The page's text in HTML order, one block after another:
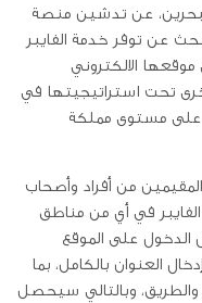
عن تدشين منصة
عن توفر خدمة الفايبر
الالكتروني
تحت استراتيجيتها في
على مستوى مملكة
من أفراد وأصحاب
الفايبر في أي من مناطق
الدخول على الموقع
العنوان بالكامل، بما
وبالتالي سيحصل